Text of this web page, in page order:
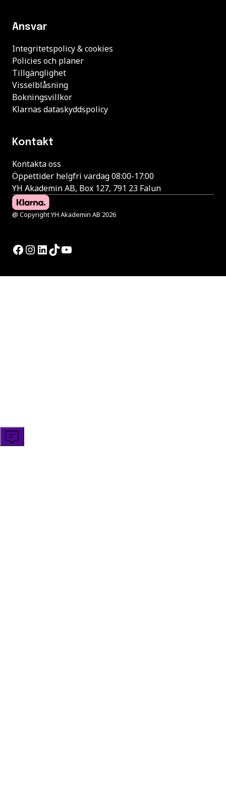
Ansvar
Integritetspolicy & cookies
Policies och planer
Tillgänglighet
Visselblåsning
Bokningsvillkor
Klarnas dataskyddspolicy
Kontakt
Kontakta oss
Öppettider helgfri vardag 08:00-17:00
YH Akademin AB, Box 127, 791 23 Falun
@ Copyright YH Akademin AB 2026
Facebook
Instagram
LinkedIn
TikTok
YouTube